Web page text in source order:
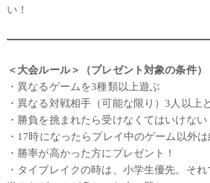
い！
＜大会ルール＞（プレゼント対象の条件）
・異なるゲームを3種類以上遊ぶ
・異なる対戦相手（可能な限り）3人以上
・勝負を挑まれたら受けなくてはいけない
・17時になったらプレイ中のゲーム以外
・勝率が高かった方にプレゼント！
・タイブレイクの時は、小学生優先。そ